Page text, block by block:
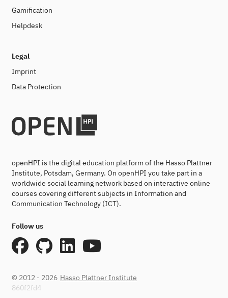
Gamification
Helpdesk
Legal
Imprint
Data Protection
openHPI is the digital education platform of the Hasso Plattner
Institute, Potsdam, Germany. On openHPI you take part in a
worldwide social learning network based on interactive online
courses covering different subjects in Information and
Communication Technology (ICT).
Follow us
© 2012 - 2026 Hasso Plattner Institute
860f2fd4